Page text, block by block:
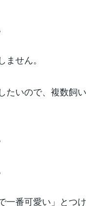
せん。
たいので、複数飼
一番可愛い」とつ